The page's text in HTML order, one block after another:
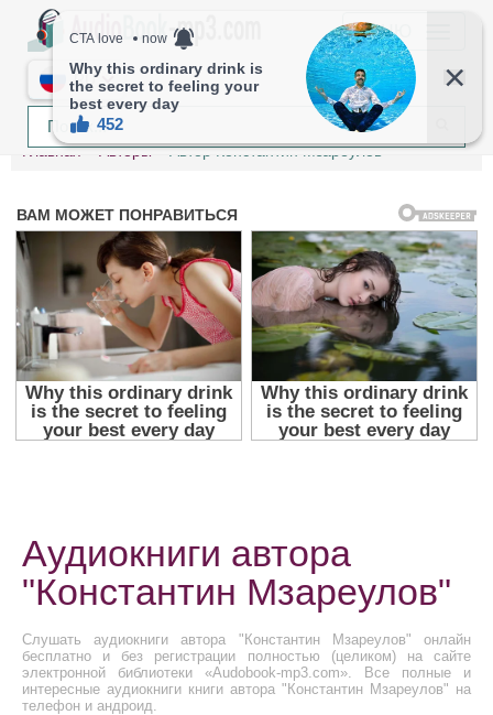
МЕНЮ
RU
Главная Авторы Автор Константин Мзареулов
Аудиокниги автора
"Константин Мзареулов"
Слушать аудиокниги автора "Константин Мзареулов" онлайн
бесплатно и без регистрации полностью (целиком) на сайте
электронной библиотеки «Audobook-mp3.com». Все полные и
интересные аудиокниги книги автора "Константин Мзареулов" на
телефон и андроид.